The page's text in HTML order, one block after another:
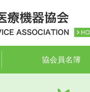
協会員名簿